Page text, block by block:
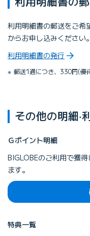
利⽤明細書の郵送をご希
からお申し込みください。
利⽤明細書の発⾏
郵送1通につき、330円(優
その他の明細‧
Ｇポイント明細
BIGLOBEのご利⽤で獲
ます。
特典⼀覧